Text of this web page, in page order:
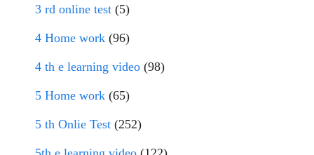
3 rd online test (5)
4 Home work (96)
4 th e learning video (98)
5 Home work (65)
5 th Onlie Test (252)